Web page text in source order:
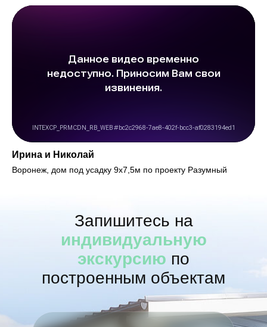
Ирина и Николай
Воронеж, дом под усадку 9х7,5м по проекту Разумный
Запишитесь на
индивидуальную
экскурсию по
построенным объектам